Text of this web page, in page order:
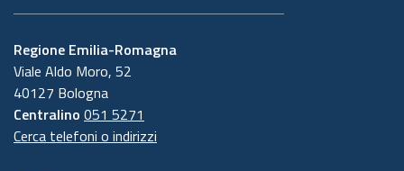
Regione Emilia-Romagna
Viale Aldo Moro, 52
40127 Bologna
Centralino 051 5271
Cerca telefoni o indirizzi